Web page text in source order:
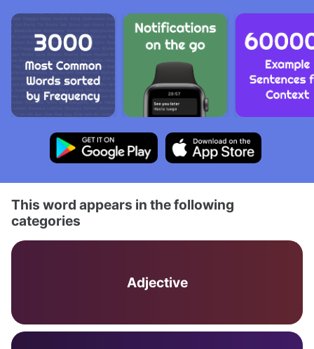
This word appears in the following
categories
Adjective